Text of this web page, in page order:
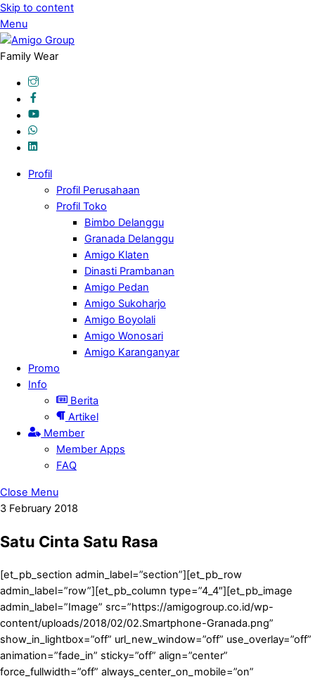
Skip to content
Menu
Family Wear
Profil
Profil Perusahaan
Profil Toko
Bimbo Delanggu
Granada Delanggu
Amigo Klaten
Dinasti Prambanan
Amigo Pedan
Amigo Sukoharjo
Amigo Boyolali
Amigo Wonosari
Amigo Karanganyar
Promo
Info
Berita
Artikel
Member
Member Apps
FAQ
Close Menu
3 February 2018
Satu Cinta Satu Rasa
[et_pb_section admin_label=”section”][et_pb_row
admin_label=”row”][et_pb_column type=”4_4″][et_pb_image
admin_label=”Image” src=”https://amigogroup.co.id/wp-
content/uploads/2018/02/02.Smartphone-Granada.png”
show_in_lightbox=”off” url_new_window=”off” use_overlay=”off”
animation=”fade_in” sticky=”off” align=”center”
force_fullwidth=”off” always_center_on_mobile=”on”